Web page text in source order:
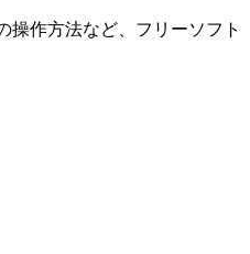
操作方法など、フリーソフト